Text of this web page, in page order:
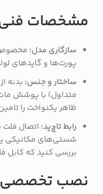
مشخصات
سازگاری مدل:
پورت‌ها و گایدهای
ساختار و جنس:
متداول) با پوشش
ظاهر یکنواخت را
رابط تاچ‌پد:
شستی‌های مکانیکی
بررسی کنید که کابل
نصب تخصصی